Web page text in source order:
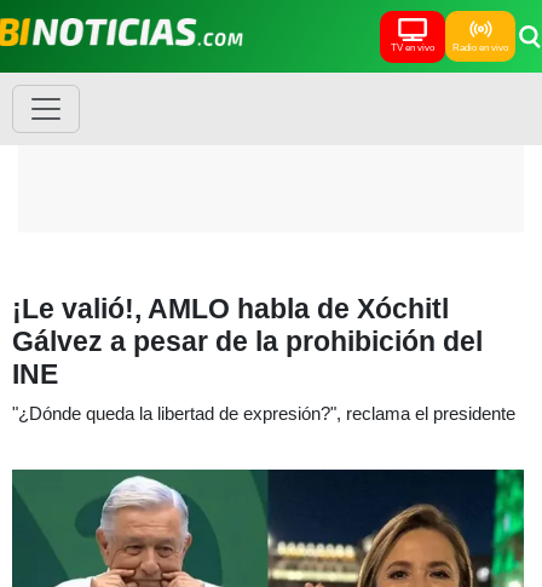
TV en vivo Radio en vivo
¡Le valió!, AMLO habla de Xóchitl
Gálvez a pesar de la prohibición del
INE
"¿Dónde queda la libertad de expresión?", reclama el presidente